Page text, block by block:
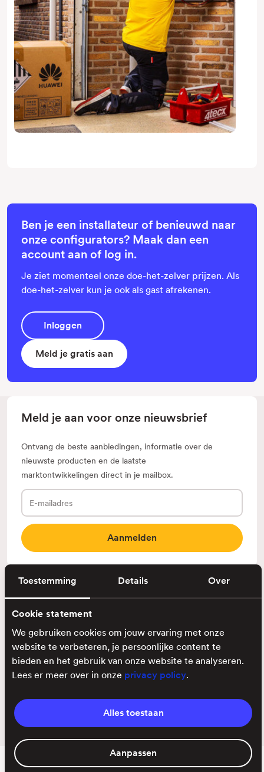
Toestemming Details Over
Cookie statement
We gebruiken cookies om jouw ervaring met onze
website te verbeteren, je persoonlijke content te
bieden en het gebruik van onze website te analyseren.
Lees er meer over in onze privacy policy.
Alles toestaan
Aanpassen
Ben je een installateur of benieuwd naar
onze configurators? Maak dan een
account aan of log in.
Je ziet momenteel onze doe-het-zelver prijzen. Als
doe-het-zelver kun je ook als gast afrekenen.
Inloggen
Meld je gratis aan
Meld je aan voor onze nieuwsbrief
Ontvang de beste aanbiedingen, informatie over de
nieuwste producten en de laatste
marktontwikkelingen direct in je mailbox.
E-
mailadres
Ontdek
Voorwaarden
Privacy